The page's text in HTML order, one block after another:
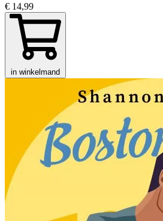
€ 14,99
in winkelmand